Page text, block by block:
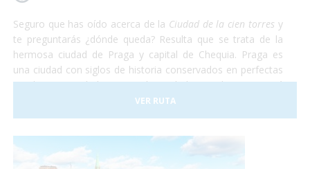
Seguro que has oído acerca de la Ciudad de la cien torres y
te preguntarás ¿dónde queda? Resulta que se trata de la
hermosa ciudad de Praga y capital de Chequia. Praga es
una ciudad con siglos de historia conservados en perfectas
condiciones. Debido a esto, la Ciudad Vieja de Praga está
considerada Patrimonio de la Humanidad por la UNESCO.
De Praga solamente te irás maravillado. Te aseguramos
visitar el castillo y comer en el subsuelo del ayuntamiento
con una rica cerveza tradicional estarás sin palabras. Así
VER RUTA